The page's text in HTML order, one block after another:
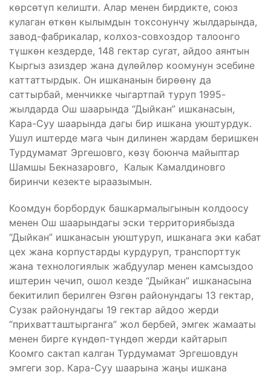
көрсөтүп келишти. Алар менен бирдикте, союз
кулаган өткөн кылымдын токсонунчу жылдарында,
завод-фабрикалар, колхоз-совхоздор талоонго
түшкөн кездерде, 148 гектар сугат, айдоо аянтын
Кыргыз азиздер жана дүлөйлөр коомунун эсебине
каттаттырдык. Он ишкананын бирөөнү да
саттырбай, менчикке чыгартпай туруп 1995-
жылдарда Ош шаарында “Дыйкан” ишканасын,
Кара-Суу шаарында дагы бир ишкана уюштурдук.
Ушул иштерде мага чын дилинен жардам беришкен
Турдумамат Эргешовго, көзү боюнча майыптар
Шамшы Бекназаровго, Калык Камалдиновго
биринчи кезекте ыраазымын.
Коомдун борбордук башкармалыгынын колдоосу
менен Ош шаарындагы эски территориябызда
“Дыйкан” ишканасын уюштуруп, ишканага эки кабат
цех жана корпустарды курдуруп, транспорттук
жана технологиялык жабдуулар менен камсыздоо
иштерин чечип, ошол кезде “Дыйкан” ишканасына
бекитилип берилген Өзгөн районундагы 13 гектар,
Сузак районундагы 19 гектар айдоо жерди
“прихватташтырганга” жол бербей, эмгек жамааты
менен бирге күндөп-түндөп жерди кайтарып
Коомго сактап калган Турдумамат Эргешовдун
эмгеги зор. Кара-Суу шаарына жаңы ишкана